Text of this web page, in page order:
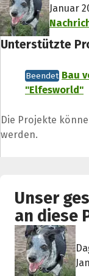
Januar
Unterstützte
Beendet Bau
"Elfesworld"
Die Projekte
werden.
Unser
an diese